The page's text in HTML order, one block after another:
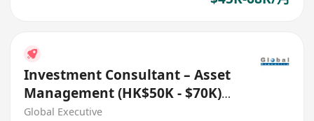
Investment Consultant – Asset
Management (HK$50K - $70K)
(Ref. No.:27542)
Global Executive